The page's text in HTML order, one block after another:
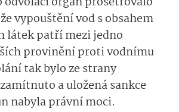
vypouštění vod s obsahem
látek patří mezi jedno
provinění proti vodnímu
tak bylo ze strany
a uložená sankce
nabyla právní moci.